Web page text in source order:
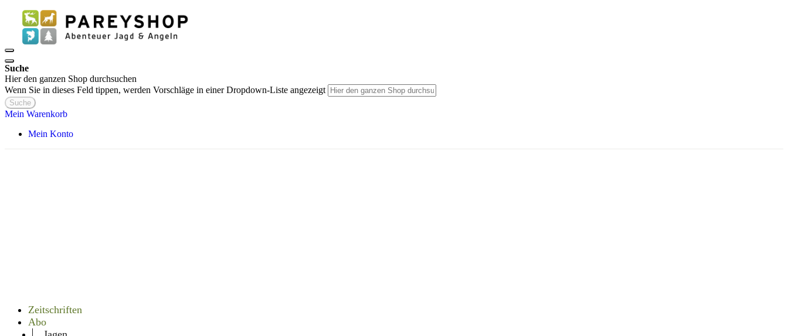
Suche
Hier den ganzen Shop durchsuchen
Wenn Sie in dieses Feld tippen, werden Vorschläge in einer Dropdown-Liste angezeigt
Suche
Mein Warenkorb
Mein Konto
Zeitschriften
Abo